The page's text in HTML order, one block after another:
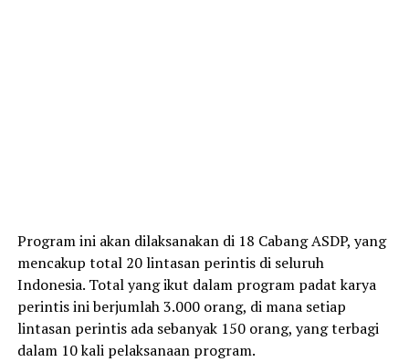
Program ini akan dilaksanakan di 18 Cabang ASDP, yang
mencakup total 20 lintasan perintis di seluruh
Indonesia. Total yang ikut dalam program padat karya
perintis ini berjumlah 3.000 orang, di mana setiap
lintasan perintis ada sebanyak 150 orang, yang terbagi
dalam 10 kali pelaksanaan program.